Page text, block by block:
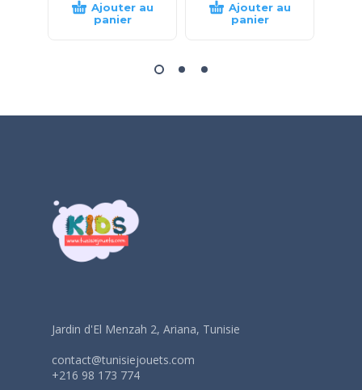
Ajouter au
panier
Ajouter au
panier
Jardin d'El Menzah 2, Ariana, Tunisie
contact@tunisiejouets.com
+216 98 173 774